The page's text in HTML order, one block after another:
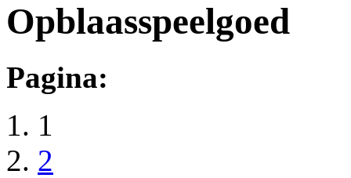
Opblaasspeelgoed
Pagina:
1
2